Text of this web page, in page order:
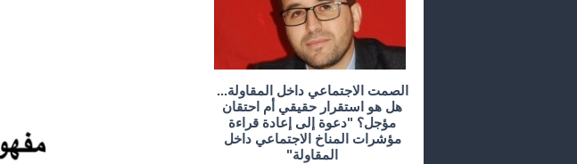
الصمت الاجتماعي داخل المقاولة...
هل هو استقرار حقيقي أم احتقان
مؤجل؟ "دعوة إلى إعادة قراءة
مؤشرات المناخ الاجتماعي داخل
المقاولة"